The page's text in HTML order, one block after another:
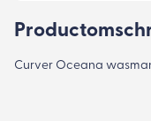
Curver Oceana